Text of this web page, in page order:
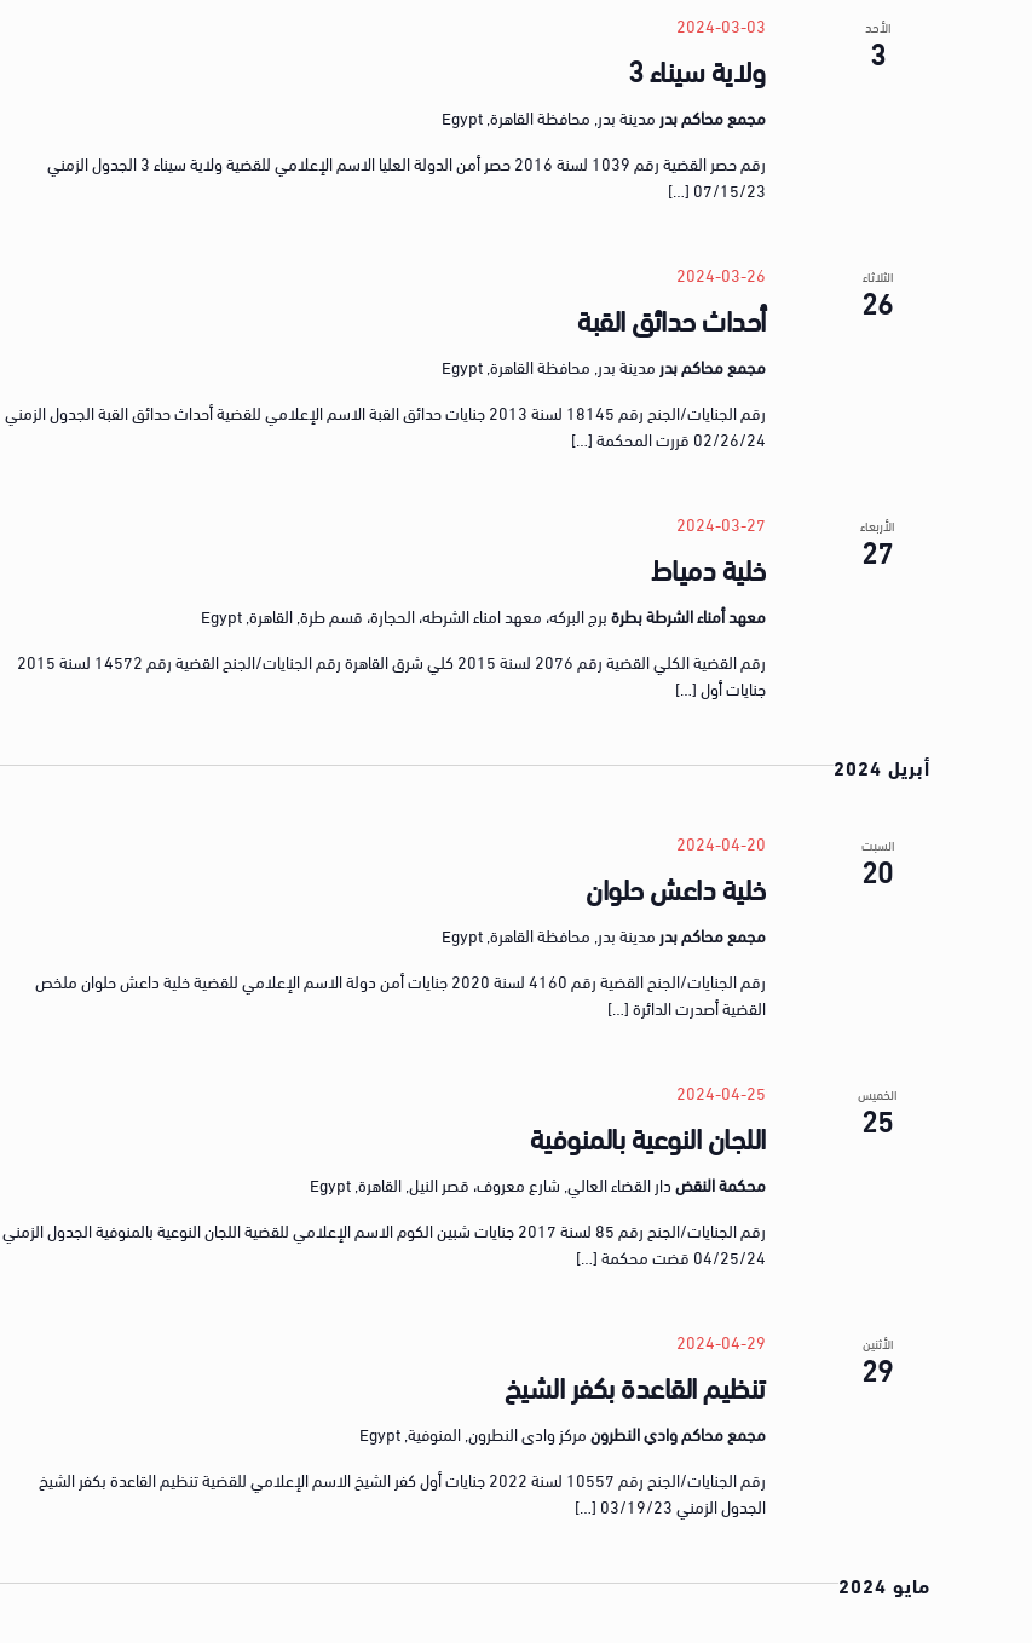
w
الأحد
3 ولاية سيناء 3
2024-03-03
مجمع محاكم بدر مدينة بدر, محافظة القاهرة, Egypt
رقم حصر القضية رقم 1039 لسنة 2016 حصر أمن الدولة العليا الاسم الإعلامي للقضية ولاية سيناء 3 الجدول الزمني
07/15/23 […]
الثلاثاء
26 أحداث حدائق القبة
2024-03-26
مجمع محاكم بدر مدينة بدر, محافظة القاهرة, Egypt
رقم الجنايات/الجنح رقم 18145 لسنة 2013 جنايات حدائق القبة الاسم الإعلامي للقضية أحداث حدائق القبة الجدول الزمني
02/26/24 قررت المحكمة […]
الأربعاء
27 خلية دمياط
2024-03-27
معهد أمناء الشرطة بطرةبرج البركه، معهد امناء الشرطه، الحجارة، قسم طرة‬, القاهرة‬, Egypt
رقم القضية الكلي القضية رقم 2076 لسنة 2015 كلي شرق القاهرة رقم الجنايات/الجنح القضية رقم 14572 لسنة 2015
جنايات أول […]
أبريل 2024
السبت
20 خلية داعش حلوان
2024-04-20
مجمع محاكم بدر مدينة بدر, محافظة القاهرة, Egypt
رقم الجنايات/الجنح القضية رقم 4160 لسنة 2020 جنايات أمن دولة الاسم الإعلامي للقضية خلية داعش حلوان ملخص
القضية أصدرت الدائرة […]
الخميس
25 اللجان النوعية بالمنوفية
2024-04-25
محكمة النقضدار القضاء العالي, شارع معروف، قصر النيل, القاهرة, Egypt
رقم الجنايات/الجنح رقم 85 لسنة 2017 جنايات شبين الكوم الاسم الإعلامي للقضية اللجان النوعية بالمنوفية الجدول الزمني
04/25/24 قضت محكمة […]
الأثنين
29 تنظيم القاعدة بكفر الشيخ
2024-04-29
مجمع محاكم وادي النطرونمركز وادى النطرون, المنوفية, Egypt
رقم الجنايات/الجنح رقم 10557 لسنة 2022 جنايات أول كفر الشيخ الاسم الإعلامي للقضية تنظيم القاعدة بكفر الشيخ
الجدول الزمني 03/19/23 […]
مايو 2024